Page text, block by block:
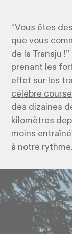
“Vous êtes
que vous
de la Transju
prenant les
effet sur les
célèbre
des dizaines
kilomètres
moins
à notre rythme.